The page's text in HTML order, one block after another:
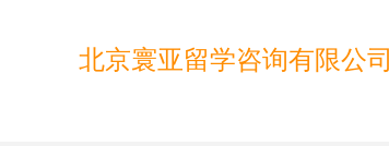
北京寰亚留学咨询有限公司